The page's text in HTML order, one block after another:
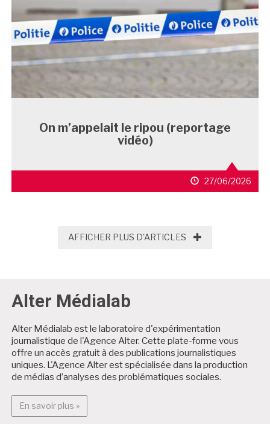
On m’appelait le ripou (reportage
vidéo)
27/06/2026
AFFICHER PLUS D'ARTICLES AFFICHER PLUS
Alter Médialab
Alter Médialab est le laboratoire d'expérimentation
journalistique de l'Agence Alter. Cette plate-forme vous
offre un accès gratuit à des publications journalistiques
uniques. L'Agence Alter est spécialisée dans la production
de médias d’analyses des problématiques sociales.
En savoir plus »En savoir plus : Alter Médialab